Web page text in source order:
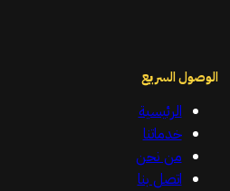
الوصول السريع
الرئيسية
خدماتنا
من نحن
اتصل بنا